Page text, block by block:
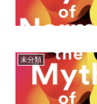
未分類